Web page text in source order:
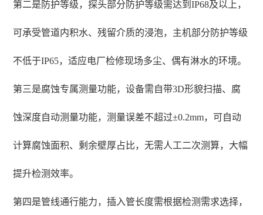
第二是防护等级，探头部分防护等级需达到IP68及以上，
可承受管道内积水、残留介质的浸泡，主机部分防护等级
不低于IP65，适应电厂检修现场多尘、偶有淋水的环境。
第三是腐蚀专属测量功能，设备需自带3D形貌扫描、腐
蚀深度自动测量功能，测量误差不超过±0.2mm，可自动
计算腐蚀面积、剩余壁厚占比，无需人工二次测算，大幅
提升检测效率。
第四是管线通行能力，插入管长度需根据检测需求选择，